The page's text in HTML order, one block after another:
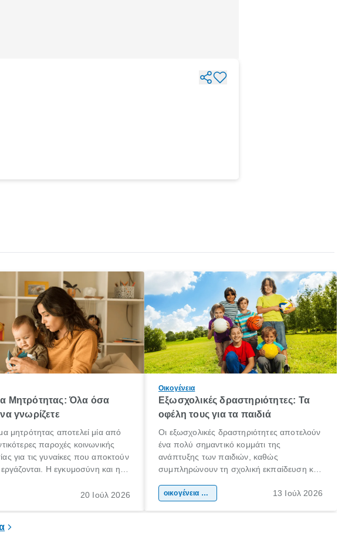
Μητρότητας: Όλα όσα
γνωρίζετε
μητρότητας αποτελεί μία από
παροχές κοινωνικής
για τις γυναίκες που αποκτούν
εργάζονται. Η εγκυμοσύνη και η
περίοδος στη ζωή κάθε20 Ιούλ 2026
Οικογένεια
Εξωσχολικές δραστηριότητες: Τα
οφέλη τους για τα παιδιά
Οι εξωσχολικές δραστηριότητες αποτελούν
ένα πολύ σημαντικό κομμάτι της
ανάπτυξης των παιδιών, καθώς
συμπληρώνουν τη σχολική εκπαίδευση και
της προσωπικότητας, της κοινωνικότητας
οικογένεια & παιδί 13 Ιούλ 2026